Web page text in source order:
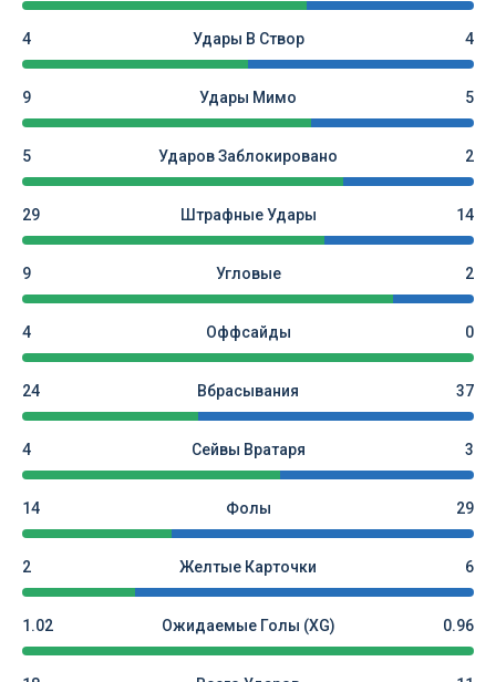
4 Удары В Створ 4
9 Удары Мимо 5
5 Ударов Заблокировано 2
29 Штрафные Удары 14
9 Угловые 2
4 Оффсайды 0
24 Вбрасывания 37
4 Сейвы Вратаря 3
14 Фолы 29
2 Желтые Карточки 6
1.02 Ожидаемые Голы (xG) 0.96